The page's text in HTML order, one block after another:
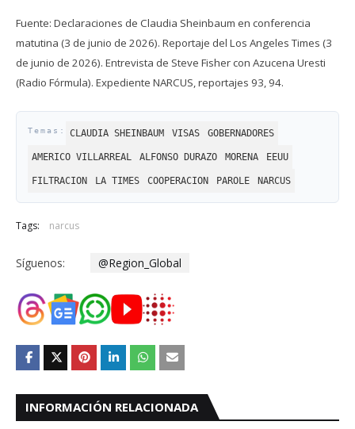
Fuente: Declaraciones de Claudia Sheinbaum en conferencia
matutina (3 de junio de 2026). Reportaje del Los Angeles Times (3
de junio de 2026). Entrevista de Steve Fisher con Azucena Uresti
(Radio Fórmula). Expediente NARCUS, reportajes 93, 94.
CLAUDIA SHEINBAUM VISAS GOBERNADORES
AMERICO VILLARREAL ALFONSO DURAZO MORENA EEUU
FILTRACION LA TIMES COOPERACION PAROLE NARCUS
Tags: narcus
Síguenos: @Region_Global
INFORMACIÓN RELACIONADA